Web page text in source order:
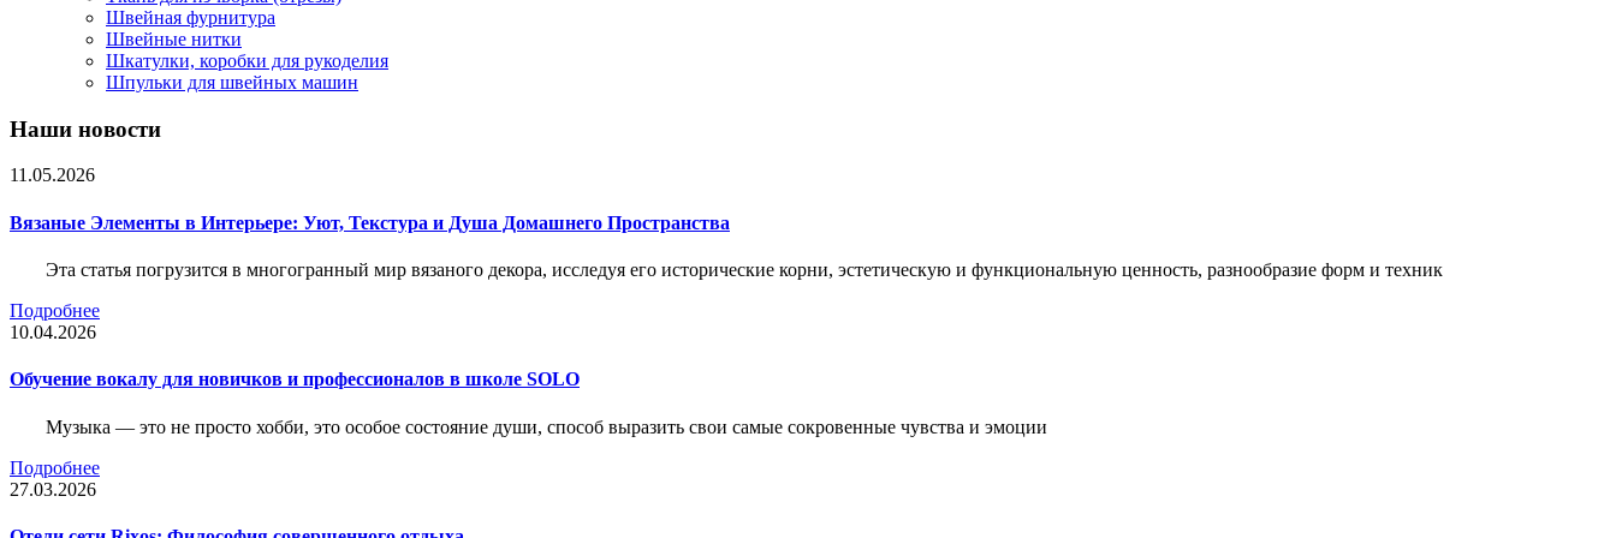
Швейная фурнитура
Швейные нитки
Шкатулки, коробки для рукоделия
Шпульки для швейных машин
Наши новости
11.05.2026
Вязаные Элементы в Интерьере: Уют, Текстура и Душа Домашнего Пространства
Эта статья погрузится в многогранный мир вязаного декора, исследуя его исторические корни, эстетическую и функциональную ценность, разнообразие форм и техник
Подробнее
10.04.2026
Обучение вокалу для новичков и профессионалов в школе SOLO
Музыка — это не просто хобби, это особое состояние души, способ выразить свои самые сокровенные чувства и эмоции
Подробнее
27.03.2026